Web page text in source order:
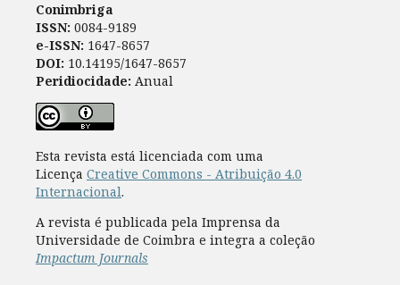
Conimbriga
ISSN: 0084-9189
e-ISSN: 1647-8657
DOI: 10.14195/1647-8657
Peridiocidade: Anual
Esta revista está licenciada com uma
Licença Creative Commons - Atribuição 4.0
Internacional.
A revista é publicada pela Imprensa da
Universidade de Coimbra e integra a coleção
Impactum Journals